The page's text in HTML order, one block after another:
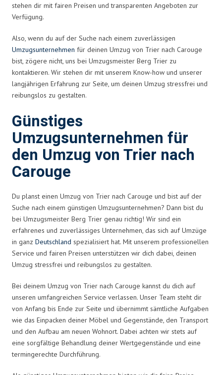
stehen dir mit fairen Preisen und transparenten Angeboten zur
Verfügung.
Also, wenn du auf der Suche nach einem zuverlässigen
Umzugsunternehmen für deinen Umzug von Trier nach Carouge
bist, zögere nicht, uns bei Umzugsmeister Berg Trier zu
kontaktieren. Wir stehen dir mit unserem Know-how und unserer
langjährigen Erfahrung zur Seite, um deinen Umzug stressfrei und
reibungslos zu gestalten.
Günstiges
Umzugsunternehmen für
den Umzug von Trier nach
Carouge
Du planst einen Umzug von Trier nach Carouge und bist auf der
Suche nach einem günstigen Umzugsunternehmen? Dann bist du
bei Umzugsmeister Berg Trier genau richtig! Wir sind ein
erfahrenes und zuverlässiges Unternehmen, das sich auf Umzüge
in ganz Deutschland spezialisiert hat. Mit unserem professionellen
Service und fairen Preisen unterstützen wir dich dabei, deinen
Umzug stressfrei und reibungslos zu gestalten.
Bei deinem Umzug von Trier nach Carouge kannst du dich auf
unseren umfangreichen Service verlassen. Unser Team steht dir
von Anfang bis Ende zur Seite und übernimmt sämtliche Aufgaben
wie das Einpacken deiner Möbel und Gegenstände, den Transport
und den Aufbau am neuen Wohnort. Dabei achten wir stets auf
eine sorgfältige Behandlung deiner Wertgegenstände und eine
termingerechte Durchführung.